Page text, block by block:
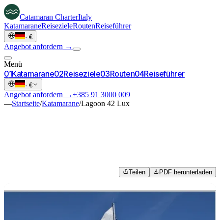
Catamaran CharterItaly
KatamaraneReisezieleRoutenReiseführer
· €
Angebot anfordern →
Menü
01Katamarane02Reiseziele03Routen04Reiseführer
· €
Angebot anfordern →+385 91 3000 009
—Startseite/Katamarane/Lagoon 42 Lux
Teilen PDF herunterladen